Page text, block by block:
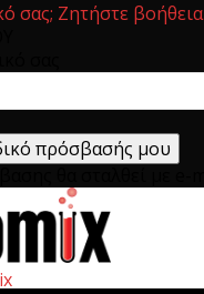
σας; Ζητήστε βοήθεια